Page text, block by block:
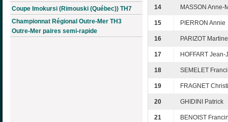
Coupe Imokursi (Rimouski (Québec)) TH7
Championnat Régional Outre-Mer TH3
Outre-Mer paires semi-rapide
14 MASSON Anne-
15 PIERRON Annie
16 PARIZOT Martine
17 HOFFART Jean-
18 SEMELET
19 FRAGNET
20 GHIDINI Patrick
21 BENOIST